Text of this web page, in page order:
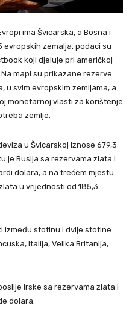
ima Švicarska, a Bosna i
evropskih zemalja, podaci su
koji djeluje pri američkoj
mapi su prikazane rezerve
u svim evropskim zemljama, a
monetarnoj vlasti za korištenje
zemlje.
u Švicarskoj iznose 679,3
je Rusija sa rezervama zlata i
dolara, a na trećem mjestu
u vrijednosti od 185,3
između stotinu i dvije stotine
Italija, Velika Britanija,
Irske sa rezervama zlata i
dolara.